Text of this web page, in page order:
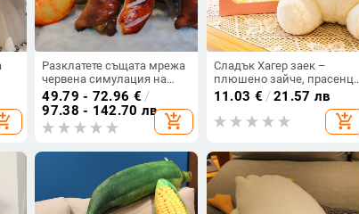
Разклатете същата мрежа
червена симулация на
пилешки крак
възглавница забавна
интересна реалистична
възглавница за храна
49.79 - 72.96 € /
97.38 - 142.70 лв
add_shopping_cart
Сладък Хагер заек –
плюшено зайче, прасенце
и мечка, платнена кукла и
възглавничка, подарък за
рождения ден на
11.03 € /21.57 лв
add_shopping_cart